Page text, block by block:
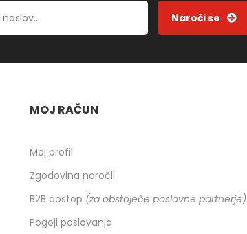
MOJ RAČUN
Moj profil
Zgodovina naročil
B2B dostop (za obstoječe poslovne partnerje)
Pogoji poslovanja